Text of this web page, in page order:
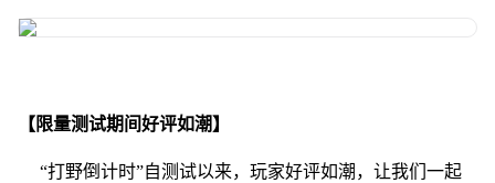
【限量测试期间好评如潮】
“打野倒计时”自测试以来，玩家好评如潮，让我们一起